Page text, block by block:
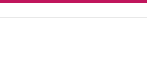
لبنان وإسرائيل.. لا تقدم بشأن